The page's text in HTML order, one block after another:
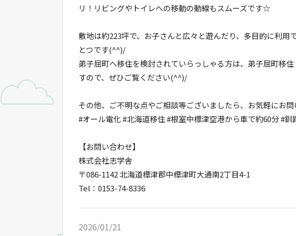
リ！リビングやトイレへの移動の動線もスムーズです☆
敷地は約223坪で、お子さんと広々と遊んだり、多目的に利
とつです(^^)/
弟子屈町へ移住を検討されていらっしゃる方は、弟子屈町移
すので、ぜひご覧ください(^^)/
その他、ご不明な点やご相談等ございましたら、お気軽にお問
#オール電化 #北海道移住 #根室中標津空港から車で約60分 #
【お問い合わせ】
株式会社志学舎
〒086-1142 北海道標津郡中標津町大通南2丁目4-1
Tel：0153-74-8336
2026/01/21